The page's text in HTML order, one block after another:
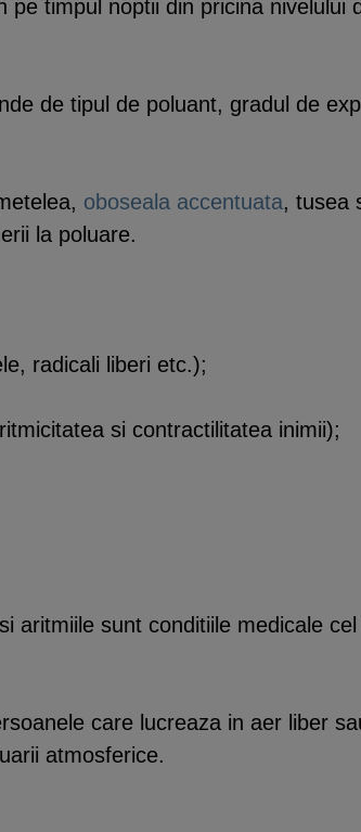
timpul noptii din pricina nivelului
de tipul de poluant, gradul de
oboseala accentuata, tusea
la poluare.
radicali liberi etc.);
si contractilitatea inimii);
aritmiile sunt conditiile medicale
care lucreaza in aer liber
atmosferice.